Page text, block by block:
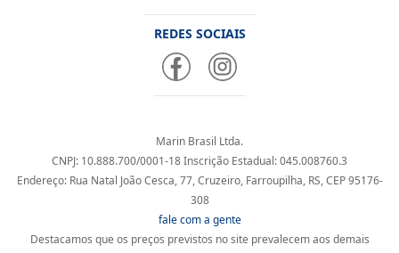
REDES SOCIAIS
Marin Brasil Ltda.
CNPJ: 10.888.700/0001-18 Inscrição Estadual: 045.008760.3
Endereço: Rua Natal João Cesca, 77, Cruzeiro, Farroupilha, RS, CEP 95176-
308
fale com a gente
Destacamos que os preços previstos no site prevalecem aos demais